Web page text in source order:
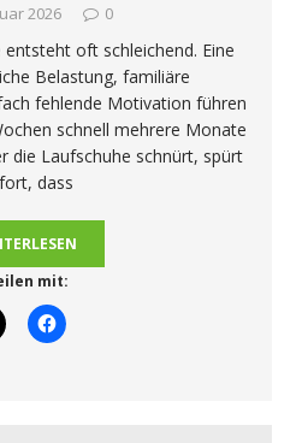
2026 0
oft schleichend. Eine
Belastung, familiäre
fehlende Motivation führen
schnell mehrere Monate
die Laufschuhe schnürt, spürt
dass
mit: